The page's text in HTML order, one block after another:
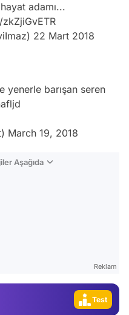
adamı...
22 Mart 2018
yenerle barışan seren
March 19, 2018
Aşağıda
Reklam
Test